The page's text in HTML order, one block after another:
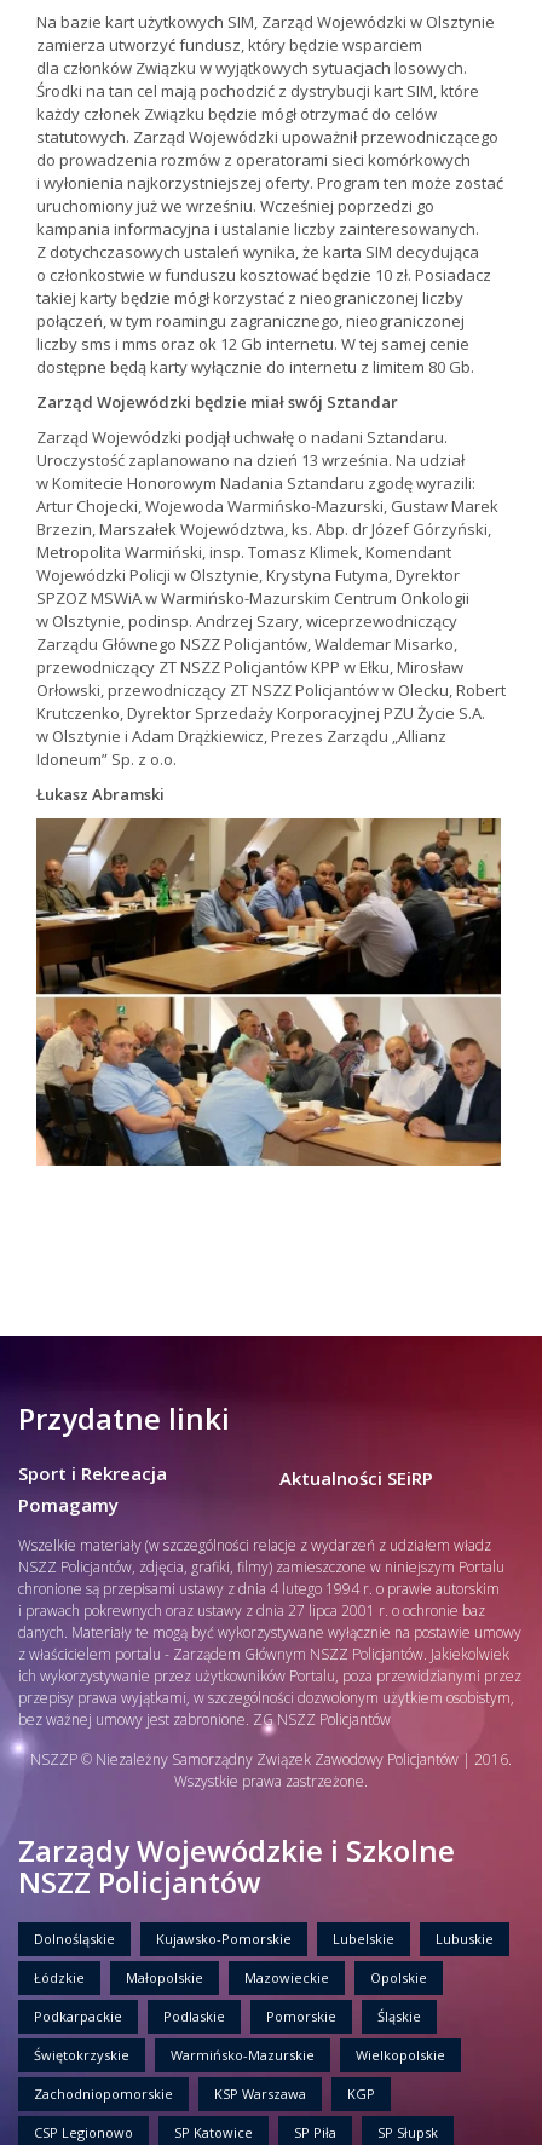
Na bazie kart użytkowych SIM, Zarząd Wojewódzki w Olsztynie
zamierza utworzyć fundusz, który będzie wsparciem
dla członków Związku w wyjątkowych sytuacjach losowych.
Środki na tan cel mają pochodzić z dystrybucji kart SIM, które
każdy członek Związku będzie mógł otrzymać do celów
statutowych. Zarząd Wojewódzki upoważnił przewodniczącego
do prowadzenia rozmów z operatorami sieci komórkowych
i wyłonienia najkorzystniejszej oferty. Program ten może zostać
uruchomiony już we wrześniu. Wcześniej poprzedzi go
kampania informacyjna i ustalanie liczby zainteresowanych.
Z dotychczasowych ustaleń wynika, że karta SIM decydująca
o członkostwie w funduszu kosztować będzie 10 zł. Posiadacz
takiej karty będzie mógł korzystać z nieograniczonej liczby
połączeń, w tym roamingu zagranicznego, nieograniczonej
liczby sms i mms oraz ok 12 Gb internetu. W tej samej cenie
dostępne będą karty wyłącznie do internetu z limitem 80 Gb.
Zarząd Wojewódzki będzie miał swój Sztandar
Zarząd Wojewódzki podjął uchwałę o nadani Sztandaru.
Uroczystość zaplanowano na dzień 13 września. Na udział
w Komitecie Honorowym Nadania Sztandaru zgodę wyrazili:
Artur Chojecki, Wojewoda Warmińsko-Mazurski, Gustaw Marek
Brzezin, Marszałek Województwa, ks. Abp. dr Józef Górzyński,
Metropolita Warmiński, insp. Tomasz Klimek, Komendant
Wojewódzki Policji w Olsztynie, Krystyna Futyma, Dyrektor
SPZOZ MSWiA w Warmińsko-Mazurskim Centrum Onkologii
w Olsztynie, podinsp. Andrzej Szary, wiceprzewodniczący
Zarządu Głównego NSZZ Policjantów, Waldemar Misarko,
przewodniczący ZT NSZZ Policjantów KPP w Ełku, Mirosław
Orłowski, przewodniczący ZT NSZZ Policjantów w Olecku, Robert
Krutczenko, Dyrektor Sprzedaży Korporacyjnej PZU Życie S.A.
w Olsztynie i Adam Drążkiewicz, Prezes Zarządu „Allianz
Idoneum” Sp. z o.o.
Łukasz Abramski
Przydatne linki
Sport i Rekreacja
Pomagamy
Aktualności SEiRP
Wszelkie materiały (w szczególności relacje z wydarzeń z udziałem władz
NSZZ Policjantów, zdjęcia, grafiki, filmy) zamieszczone w niniejszym Portalu
chronione są przepisami ustawy z dnia 4 lutego 1994 r. o prawie autorskim
i prawach pokrewnych oraz ustawy z dnia 27 lipca 2001 r. o ochronie baz
danych. Materiały te mogą być wykorzystywane wyłącznie na postawie umowy
z właścicielem portalu - Zarządem Głównym NSZZ Policjantów. Jakiekolwiek
ich wykorzystywanie przez użytkowników Portalu, poza przewidzianymi przez
przepisy prawa wyjątkami, w szczególności dozwolonym użytkiem osobistym,
bez ważnej umowy jest zabronione. ZG NSZZ Policjantów
NSZZP © Niezależny Samorządny Związek Zawodowy Policjantów | 2016.
Wszystkie prawa zastrzeżone.
Zarządy Wojewódzkie i Szkolne
NSZZ Policjantów
Dolnośląskie Kujawsko-Pomorskie Lubelskie Lubuskie
Łódzkie Małopolskie Mazowieckie Opolskie
Podkarpackie Podlaskie Pomorskie Śląskie
Świętokrzyskie Warmińsko-Mazurskie Wielkopolskie
Zachodniopomorskie KSP Warszawa KGP
CSP Legionowo SP Katowice SP Piła SP Słupsk